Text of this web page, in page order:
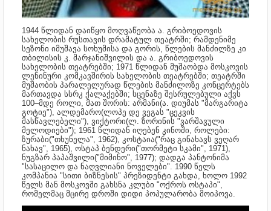
1944 წლიდან დაიწყო მოღვაწეობა ა. გრიბოედოვის
სახელობის რუსთავის დრამატულ თეატრში; რამდენიმე
სეზონი იმუშავა სოხუმისა და გორის, წლების მანძილზე კი
თბილისის კ. მარჯანიშვილის და ა. გრიბოედოვის
სახელობის თეატრებში; 1971 წლიდან მუშაობდა მოსკოვის
ლენინური კომკავშირის სახელობის თეატრებში; თეატრში
მუშაობის პარალელურად წლების მანძილოზე კონცერტებს
მართავდა სსრკ ქალაქებში; სცენაზე შესრულებული აქვს
100–მდე როლი, მათ შორის: არმანი(ა. დიუმას "მარგარიტა
გოტიე"), ალდემარო(ლოპე დე ვეგას "ცეკვის
მასწავლებელი"), ვიქტორი(ლ. ზორინის "ვარშავული
მელოდიები"); 1961 წლიდან იღებენ კინოში, როლები:
ზურაბი("თხუნელა", 1962), კოსტაია("რაც გინახავს ვეღარ
ნახავ", 1965), ოსტაპ ბენდერი("თორმეტი სკამი", 1971),
ნუგზარ პაპაშვილი("მიმინო", 1977); დადგა პანტონიმა
"სასაცილო და ნაღვლიანი ნოველები". 1990 წელს
კომპანია "სითი ბიზნესის" პრეზიდენტი გახდა, ხოლო 1992
წელს მან მოსკოვში გახსნა კლუბი "ოქროს ოსტაპი",
რომელმაც მცირე დროში დიდი პოპულარობა მოიპოვა.